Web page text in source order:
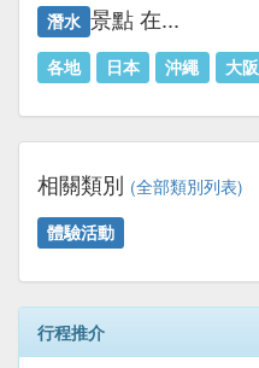
潛水 景點 在...
各地 日本 沖繩 大阪
相關類別 (全部類別列表)
體驗活動
行程推介